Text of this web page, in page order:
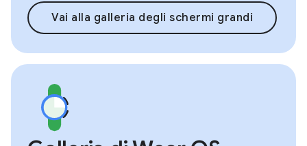
Vai alla galleria degli schermi grandi